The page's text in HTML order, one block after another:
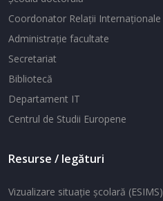
Coordonator Relaţii Internaţionale
Administraţie facultate
Secretariat
Bibliotecă
Departament IT
Centrul de Studii Europene
Resurse / legături
Vizualizare situaţie şcolară (ESIMS)